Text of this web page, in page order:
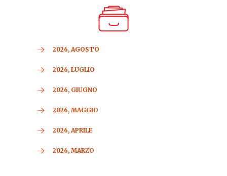
2026, AGOSTO
2026, LUGLIO
2026, GIUGNO
2026, MAGGIO
2026, APRILE
2026, MARZO